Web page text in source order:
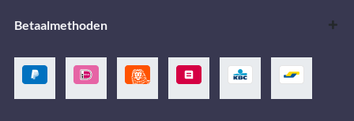
Betaalmethoden